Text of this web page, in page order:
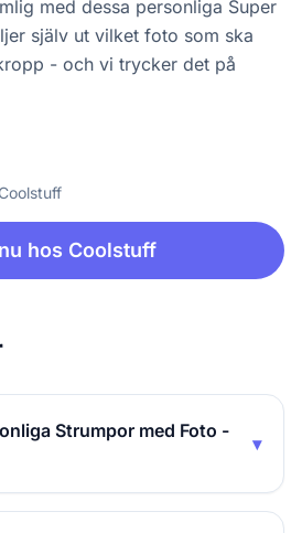
med dessa personliga Super
själv ut vilket foto som ska
- och vi trycker det på
hos Coolstuff
Strumpor med Foto -
▾